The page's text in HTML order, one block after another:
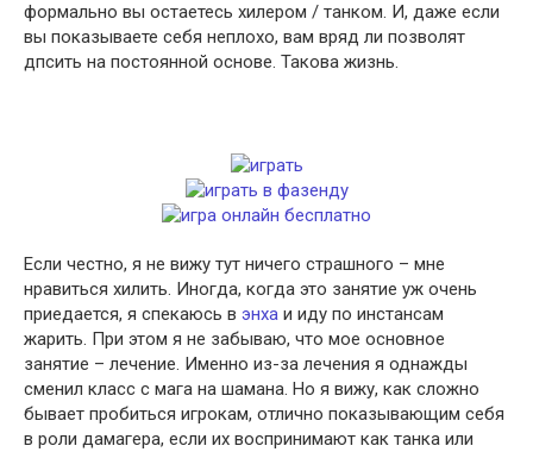
формально вы остаетесь хилером / танком. И, даже если
вы показываете себя неплохо, вам вряд ли позволят
дпсить на постоянной основе. Такова жизнь.
Если честно, я не вижу тут ничего страшного – мне
нравиться хилить. Иногда, когда это занятие уж очень
приедается, я спекаюсь в энха и иду по инстансам
жарить. При этом я не забываю, что мое основное
занятие – лечение. Именно из-за лечения я однажды
сменил класс с мага на шамана. Но я вижу, как сложно
бывает пробиться игрокам, отлично показывающим себя
в роли дамагера, если их воспринимают как танка или